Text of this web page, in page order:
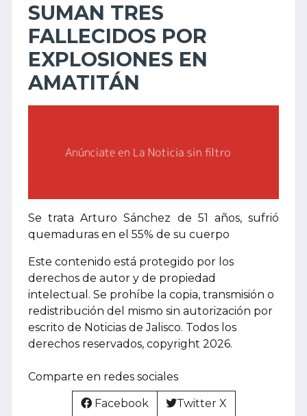
SUMAN TRES
FALLECIDOS POR
EXPLOSIONES EN
AMATITÁN
Se trata Arturo Sánchez de 51 años, sufrió
quemaduras en el 55% de su cuerpo
Este contenido está protegido por los
derechos de autor y de propiedad
intelectual. Se prohíbe la copia, transmisión o
redistribución del mismo sin autorización por
escrito de Noticias de Jalisco. Todos los
derechos reservados, copyright 2026.
Comparte en redes sociales
Facebook Twitter X